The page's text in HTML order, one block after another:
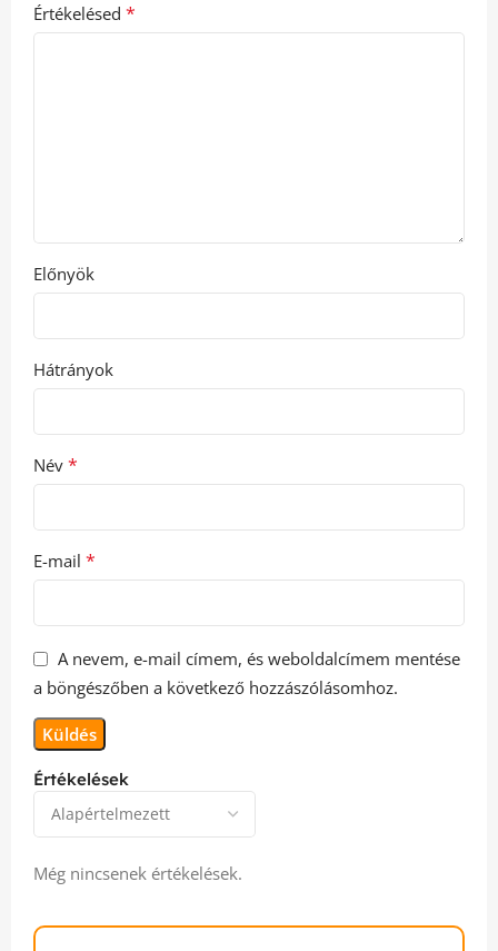
Értékelések
Még nincsenek értékelések.
Értékelésed *
Előnyök
Hátrányok
Név *
E-mail *
A nevem, e-mail címem, és weboldalcímem mentése
a böngészőben a következő hozzászólásomhoz.